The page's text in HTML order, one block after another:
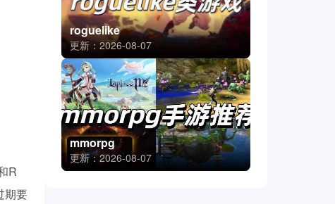
R
期要
roguelike
更新：2026-08-07
mmorpg
更新：2026-08-07